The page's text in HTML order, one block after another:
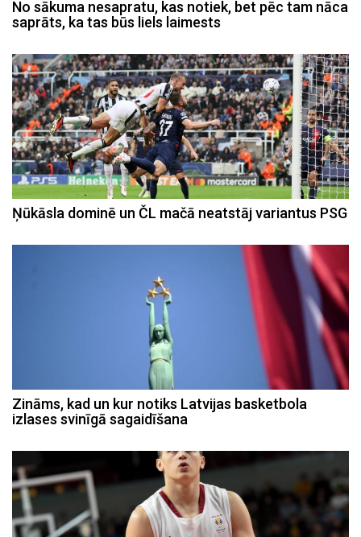
No sākuma nesapratu, kas notiek, bet pēc tam nāca
saprāts, ka tas būs liels laimests
Ņūkāsla dominē un ČL mačā neatstāj variantus PSG
Zināms, kad un kur notiks Latvijas basketbola
izlases svinīgā sagaidīšana